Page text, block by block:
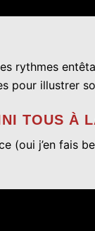
rythmes
pour illustrer
TOUS À
(oui j’en fais